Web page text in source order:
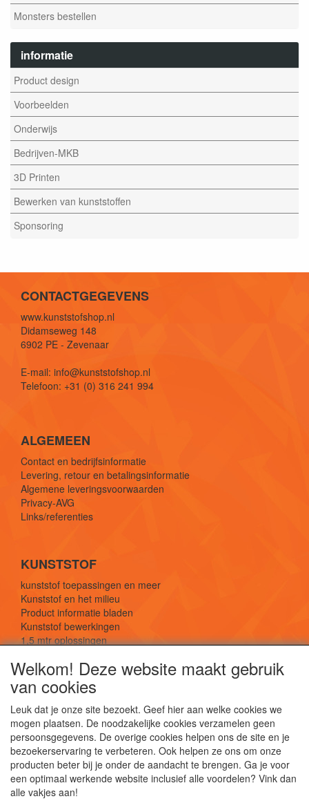
Monsters bestellen
informatie
Product design
Voorbeelden
Onderwijs
Bedrijven-MKB
3D Printen
Bewerken van kunststoffen
Sponsoring
CONTACTGEGEVENS
www.kunststofshop.nl
Didamseweg 148
6902 PE - Zevenaar
E-mail: info@kunststofshop.nl
Telefoon: +31 (0) 316 241 994
ALGEMEEN
Contact en bedrijfsinformatie
Levering, retour en betalingsinformatie
Algemene leveringsvoorwaarden
Privacy-AVG
Links/referenties
KUNSTSTOF
kunststof toepassingen en meer
Kunststof en het milieu
Product informatie bladen
Kunststof bewerkingen
1,5 mtr oplossingen
SOCIALE MEDIA
De webshop voor kunststof platen, folies, buizen
Welkom! Deze website maakt gebruik
van cookies
Leuk dat je onze site bezoekt. Geef hier aan welke cookies we
mogen plaatsen. De noodzakelijke cookies verzamelen geen
persoonsgegevens. De overige cookies helpen ons de site en je
bezoekerservaring te verbeteren. Ook helpen ze ons om onze
producten beter bij je onder de aandacht te brengen. Ga je voor
een optimaal werkende website inclusief alle voordelen? Vink dan
alle vakjes aan!